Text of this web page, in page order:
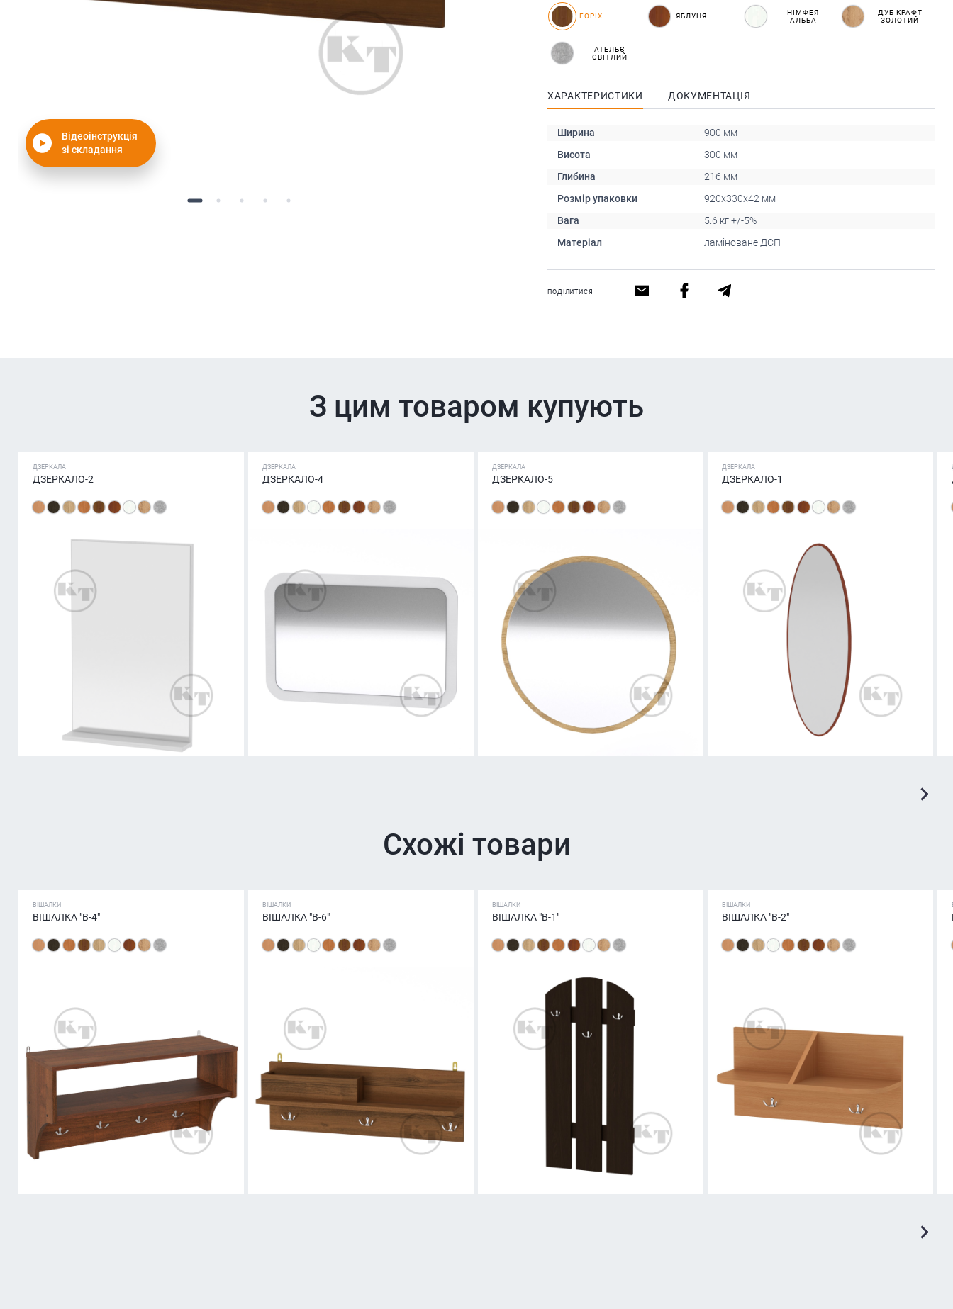
Відеоінструкція
зі складання
ГОРІХ ЯБЛУНЯ
НІМФЕЯ
АЛЬБА
ДУБ КРАФТ
ЗОЛОТИЙ
АТЕЛЬЄ
СВІТЛИЙ
ХАРАКТЕРИСТИКИ ДОКУМЕНТАЦІЯ
Ширина
900 мм
Висота
300 мм
Глибина
216 мм
Розмір упаковки
920х330х42 мм
Вага
5.6 кг +/-5%
Матеріал
ламіноване ДСП
ПОДІЛИТИСЯ
З цим товаром купують
ДЗЕРКАЛА
ДЗЕРКАЛО-2
ДЗЕРКАЛА
ДЗЕРКАЛО-4
ДЗЕРКАЛА
ДЗЕРКАЛО-5
ДЗЕРКАЛА
ДЗЕРКАЛО-1
Схожі товари
ВІШАЛКИ
ВІШАЛКА "В-4"
ВІШАЛКИ
ВІШАЛКА "В-6"
ВІШАЛКИ
ВІШАЛКА "В-1"
ВІШАЛКИ
ВІШАЛКА "В-2"